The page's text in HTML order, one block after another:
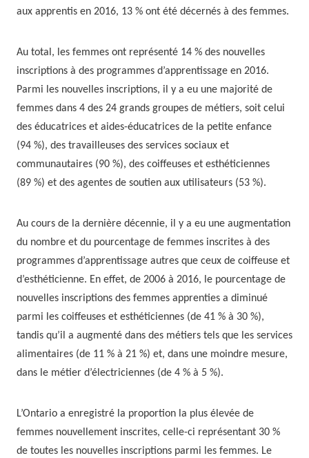
aux apprentis en 2016, 13 % ont été décernés à des femmes.
Au total, les femmes ont représenté 14 % des nouvelles
inscriptions à des programmes d’apprentissage en 2016.
Parmi les nouvelles inscriptions, il y a eu une majorité de
femmes dans 4 des 24 grands groupes de métiers, soit celui
des éducatrices et aides-éducatrices de la petite enfance
(94 %), des travailleuses des services sociaux et
communautaires (90 %), des coiffeuses et esthéticiennes
(89 %) et des agentes de soutien aux utilisateurs (53 %).
Au cours de la dernière décennie, il y a eu une augmentation
du nombre et du pourcentage de femmes inscrites à des
programmes d’apprentissage autres que ceux de coiffeuse et
d’esthéticienne. En effet, de 2006 à 2016, le pourcentage de
nouvelles inscriptions des femmes apprenties a diminué
parmi les coiffeuses et esthéticiennes (de 41 % à 30 %),
tandis qu’il a augmenté dans des métiers tels que les services
alimentaires (de 11 % à 21 %) et, dans une moindre mesure,
dans le métier d’électriciennes (de 4 % à 5 %).
L’Ontario a enregistré la proportion la plus élevée de
femmes nouvellement inscrites, celle-ci représentant 30 %
de toutes les nouvelles inscriptions parmi les femmes. Le